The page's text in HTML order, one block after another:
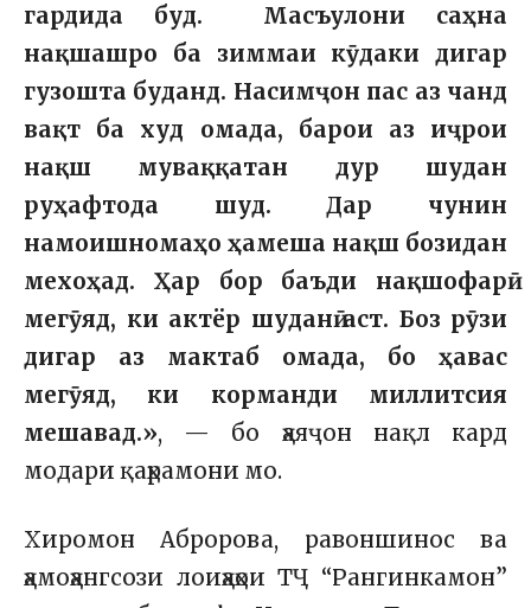
гардида буд. Масъулони саҳна
нақшашро ба зиммаи кӯдаки дигар
гузошта буданд. Насимҷон пас аз чанд
вақт ба худ омада, барои аз иҷрои
нақш муваққатан дур шудан
руҳафтода шуд. Дар чунин
намоишномаҳо ҳамеша нақш бозидан
мехоҳад. Ҳар бор баъди нақшофарӣ
мегӯяд, ки актёр шуданӣ аст. Боз рӯзи
дигар аз мактаб омада, бо ҳавас
мегӯяд, ки корманди миллитсия
мешавад.», — бо ҳаяҷон нақл кард
модари қаҳрамони мо.
Хиромон Абророва, равоншинос ва
ҳамоҳангсози лоиҳаҳои ТҶ “Рангинкамон”